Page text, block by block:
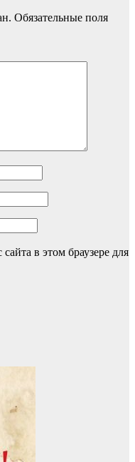
Обязательные поля
в этом браузере для